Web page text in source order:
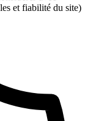
et fiabilité du site)